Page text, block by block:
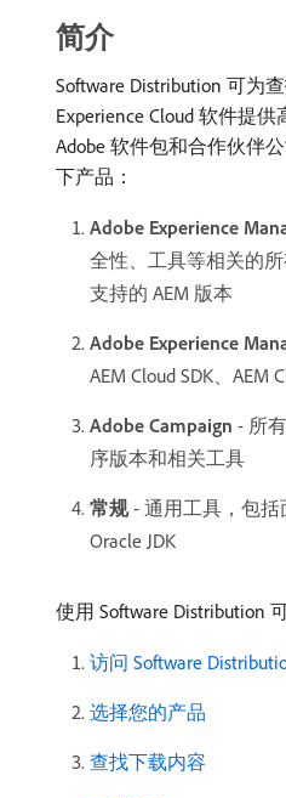
简介
Software Distribution 可为
Experience Cloud 软件提
Adobe 软件包和合作伙伴
下产品：
Adobe Experience
全性、工具等相关的
支持的 AEM 版本
Adobe Experience
AEM Cloud SDK、AEM
Adobe Campaign - 所
序版本和相关工具
常规- 通用工具，包括
Oracle JDK
使用 Software Distribution
访问 Software
选择您的产品
查找下载内容